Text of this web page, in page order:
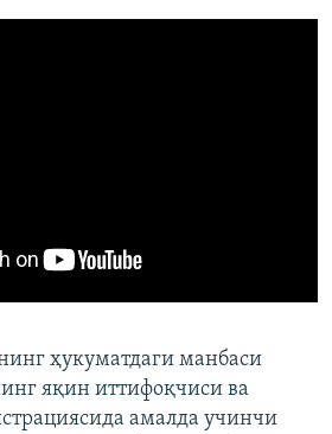
ҳукуматдаги манбаси
яқин иттифоқчиси ва
амалда учинчи